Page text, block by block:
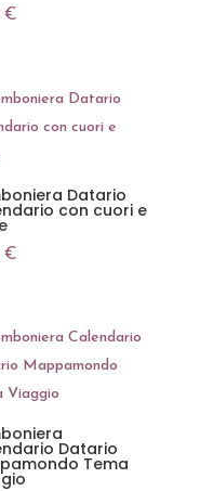
€
Datario
con cuori e
€
Datario
Tema